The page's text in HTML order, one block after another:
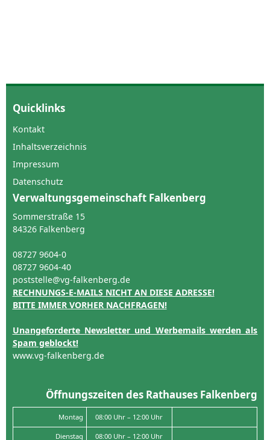
Quicklinks
Kontakt
Inhaltsverzeichnis
Impressum
Datenschutz
Verwaltungsgemeinschaft Falkenberg
Sommerstraße 15
84326 Falkenberg
08727 9604-0
08727 9604-40
poststelle@vg-falkenberg.de
RECHNUNGS-E-MAILS NICHT AN DIESE ADRESSE!
BITTE IMMER VORHER NACHFRAGEN!
Unangeforderte Newsletter und Werbemails werden als
Spam geblockt!
www.vg-falkenberg.de
Öffnungszeiten des Rathauses Falkenberg
Montag 08:00 Uhr – 12:00 Uhr
Dienstag 08:00 Uhr – 12:00 Uhr